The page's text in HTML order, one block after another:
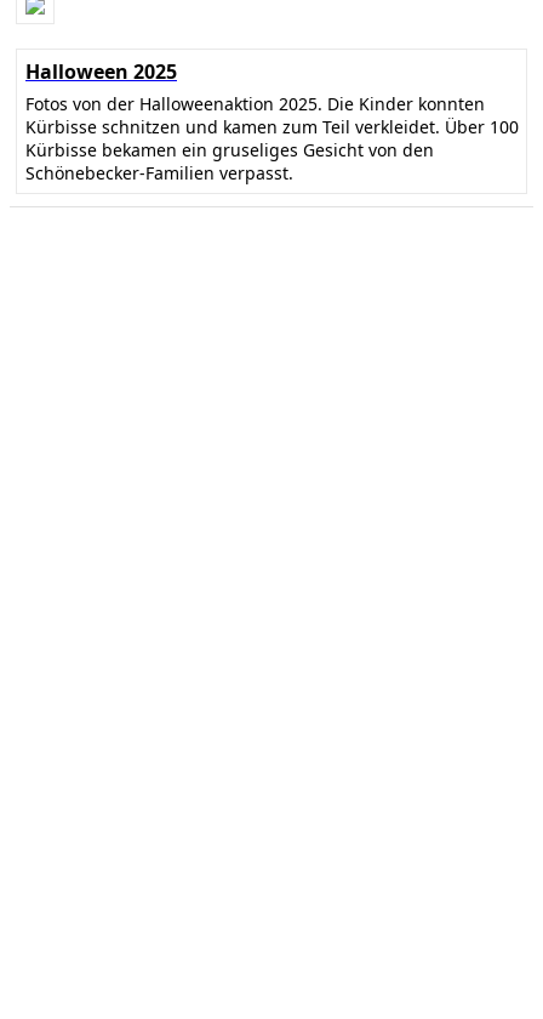
Halloween 2025
Fotos von der Halloweenaktion 2025. Die Kinder konnten
Kürbisse schnitzen und kamen zum Teil verkleidet. Über 100
Kürbisse bekamen ein gruseliges Gesicht von den
Schönebecker-Familien verpasst.